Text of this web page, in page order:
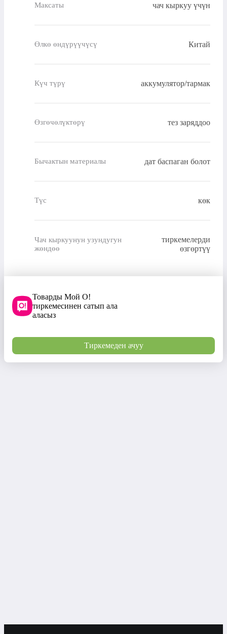
Максаты чач кыркуу үчүн
Өлкө өндүрүүчүсү Китай
Күч түрү аккумулятор/тармак
Өзгөчөлүктөрү тез заряддоо
Бычактын материалы дат баспаган болот
Түс көк
Чач кыркуунун узундугун
жөндөө
тиркемелерди
өзгөртүү
Товарды Мой О!
тиркемесинен сатып ала
аласыз
Тиркемеден ачуу